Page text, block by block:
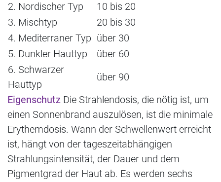
2. Nordischer Typ
10 bis 20
3. Mischtyp
20 bis 30
4. Mediterraner Typ über 30
5. Dunkler Hauttyp
über 60
6. Schwarzer
Hauttyp
über 90
Eigenschutz Die Strahlendosis, die nötig ist, um
einen Sonnenbrand auszulösen, ist die minimale
Erythemdosis. Wann der Schwellenwert erreicht
ist, hängt von der tageszeitabhängigen
Strahlungsintensität, der Dauer und dem
Pigmentgrad der Haut ab. Es werden sechs